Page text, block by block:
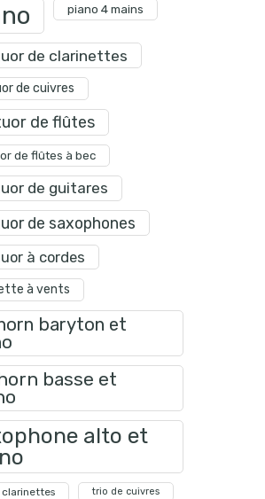
piano 4 mains
de clarinettes
de cuivres
de flûtes
de flûtes à bec
de guitares
de saxophones
à cordes
à vents
baryton et
basse et
alto et
trio de cuivres